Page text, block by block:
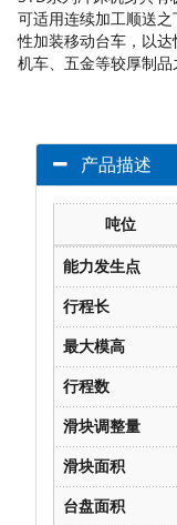
可适用连续加工顺送
性加装移动台车，以达
机车、五金等较厚制品
产品描述
吨位
能力发生点
行程长
最大模高
行程数
滑块调整量
滑块面积
台盘面积